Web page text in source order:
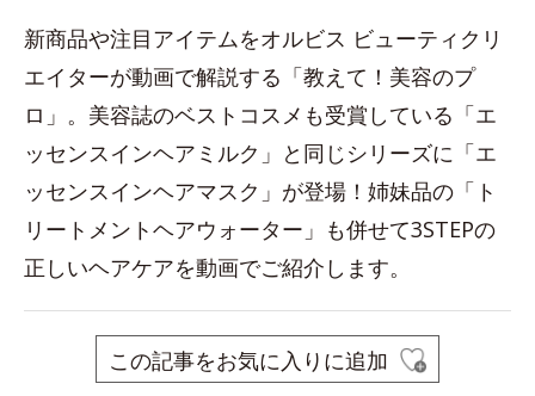
新商品や注目アイテムをオルビス ビューティクリ
エイターが動画で解説する「教えて！美容のプ
ロ」。美容誌のベストコスメも受賞している「エ
ッセンスインヘアミルク」と同じシリーズに「エ
ッセンスインヘアマスク」が登場！姉妹品の「ト
リートメントヘアウォーター」も併せて3STEPの
正しいヘアケアを動画でご紹介します。
この記事をお気に入りに追加